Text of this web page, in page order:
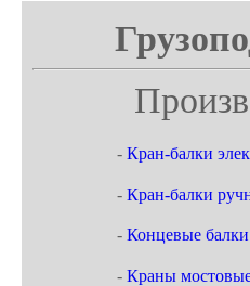
- Кран-балки
- Кран-балки
- Концевые балки
- Краны